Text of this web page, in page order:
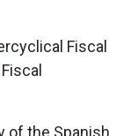
Fiscal
of the Spanish